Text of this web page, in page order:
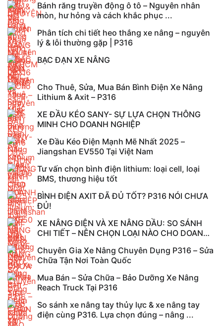
Bánh răng truyền động ô tô – Nguyên nhân
mòn, hư hỏng và cách khắc phục ...
Phân tích chi tiết heo thắng xe nâng – nguyên
lý & lỗi thường gặp | P316
BẠC ĐẠN XE NÂNG
Cho Thuê, Sửa, Mua Bán Bình Điện Xe Nâng
Lithium & Axit – P316
XE ĐẦU KÉO SANY- SỰ LỰA CHỌN THÔNG
MINH CHO DOANH NGHIỆP
Xe Đầu Kéo Điện Mạnh Mẽ Nhất 2025 –
Jiangshan EV550 Tại Việt Nam
Tư vấn chọn bình điện lithium: loại cell, loại
BMS, thương hiệu tốt
BÌNH ĐIỆN AXIT ĐÃ ĐỦ TỐT? P316 NÓI CHƯA
ĐỦ!
XE NÂNG ĐIỆN VÀ XE NÂNG DẦU: SO SÁNH
CHI TIẾT – NÊN CHỌN LOẠI NÀO CHO DOANH
Chuyên Gia Xe Nâng Chuyên Dụng P316 – Sửa
Chữa Tận Nơi Toàn Quốc
Mua Bán – Sửa Chữa – Bảo Dưỡng Xe Nâng
Reach Truck Tại P316
So sánh xe nâng tay thủy lực & xe nâng tay
điện cùng P316. Lựa chọn đúng – nâng ...